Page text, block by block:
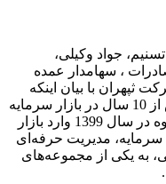
جواد وکیلی،
، سهامدار عمده
با بیان اینکه
گروه سرمایه‌گذاری سپهر صادرات بیش از 10 سال در بازار سرمایه
کشور فعال است، اظهار داشت: این گروه در سال 1399 وارد بازار
مدیریت حرفه‌ای
به یکی از مجموعه‌های